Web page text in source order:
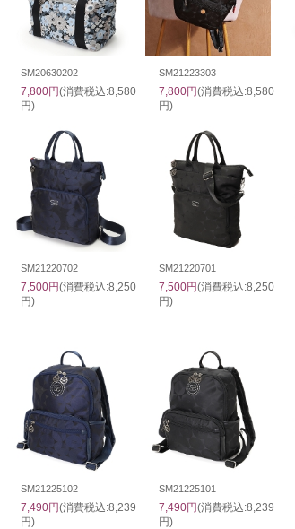
SM20630202
7,800円(消費税込:8,580
円)
SM21223303
7,800円(消費税込:8,580
円)
SM21220702
7,500円(消費税込:8,250
円)
SM21220701
7,500円(消費税込:8,250
円)
SM21225102
7,490円(消費税込:8,239
円)
SM21225101
7,490円(消費税込:8,239
円)